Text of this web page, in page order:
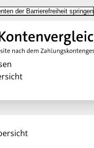
der Barrierefreiheit springen